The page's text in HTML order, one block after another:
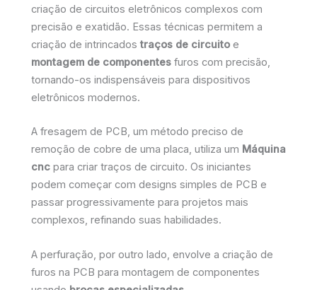
criação de circuitos eletrônicos complexos com
precisão e exatidão. Essas técnicas permitem a
criação de intrincados traços de circuito e
montagem de componentes furos com precisão,
tornando-os indispensáveis para dispositivos
eletrônicos modernos.
A fresagem de PCB, um método preciso de
remoção de cobre de uma placa, utiliza um Máquina
cnc para criar traços de circuito. Os iniciantes
podem começar com designs simples de PCB e
passar progressivamente para projetos mais
complexos, refinando suas habilidades.
A perfuração, por outro lado, envolve a criação de
furos na PCB para montagem de componentes